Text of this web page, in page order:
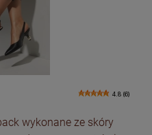
4.8 (6)
wykonane ze skóry